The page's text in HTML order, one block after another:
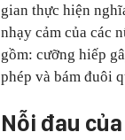
gian thực hiện
nhạy cảm của các
gồm: cưỡng hiếp
phép và bám đuôi
Nỗi đau